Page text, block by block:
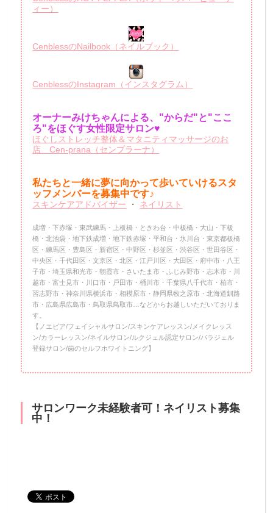
ィー）
CenblessのNailbook（ネイルブック）
CenblessのInstagram（インスタグラム）
オーナーみけちゃんによる、"からだ"と"ここ
ろ"をほぐす女性限定サロン♥
ほぐしストレッチ整体＆マタニティマッサージのお
店 Cen-prana（センプラーナ）
私たちと一緒に夢に向かって歩いていけるスタ
ッフメンバーを募集中です♪
スキンケアアドバイザー ・ ネイリスト
成増・下赤塚・東武練馬・上板橋・ときわ台・中板橋・大山・下板
橋・北池袋・地下鉄成増・地下鉄赤塚・平和台・氷川台・東京都板橋
区・練馬区・豊島区・新宿区・中野区・杉並区・渋谷区・世田谷区・
中央区・千代田区・文京区・北区・江戸川区・大田区・府中市・八王
子市・埼玉県和光市・朝霞市・さいたま市・ふじみ野市・志木市・川
越市・富士見市・川口市・戸田市・桶川市・千葉県八千代市・柏市・
習志野市・神奈川県横浜市・相模原市・静岡県牧之原市・北海道釧路
市・広島県広島市・鳥取県鳥取市…などからお越しいただいておりま
す。
【ノエビア/フェイシャルサロン/スキンケアレッスン/メイクレッス
ン/カラーレッスン/ネイルサロン/ルクジェル認定サロン/パラジェル
登録サロン/歯のセルフホワイトニング】
サロンワーク未経験者可！ネイリスト募集
中！